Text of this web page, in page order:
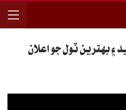
بهترين ٽول جو اعلان